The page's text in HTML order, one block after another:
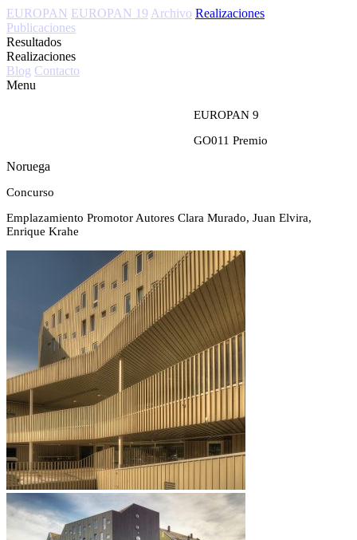
EUROPAN EUROPAN 19 Archivo Realizaciones
Publicaciones
Resultados
Realizaciones
Blog Contacto
Menu
EUROPAN 9
GO011 Premio
Noruega
Concurso
Emplazamiento Promotor Autores Clara Murado, Juan Elvira,
Enrique Krahe